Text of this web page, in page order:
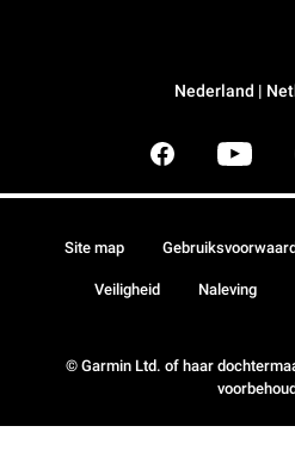
Nederland |
© Garmin Ltd. of haar
Site map
Veiligheid Naleving